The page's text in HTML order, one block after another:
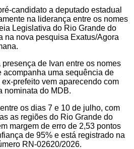
candidato a deputado estadual
na liderança entre os nomes
Legislativa do Rio Grande do
na nova pesquisa Exatus/Agora
de Ivan entre os nomes
acompanha uma sequência de
prefeito vem aparecendo com
nominata do MDB.
os dias 7 e 10 de julho, com
as regiões do Rio Grande do
margem de erro de 2,53 pontos
de 95% e está registrado na
RN-02620/2026.